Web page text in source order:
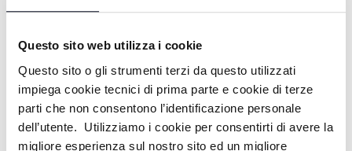
Questo sito web utilizza i cookie
Questo sito o gli strumenti terzi da questo utilizzati
impiega cookie tecnici di prima parte e cookie di terze
parti che non consentono l’identificazione personale
dell’utente. Utilizziamo i cookie per consentirti di avere la
migliore esperienza sul nostro sito ed un migliore
SAVIGNANO: COLORAID LIGHT -
14/06/2026